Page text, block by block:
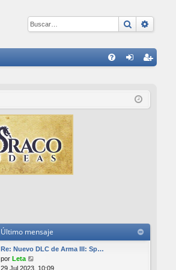
Buscar
ist
Último mensaje
Re: Nuevo DLC de Arma III: Sp…
por Leta
29 Jul 2023, 10:09